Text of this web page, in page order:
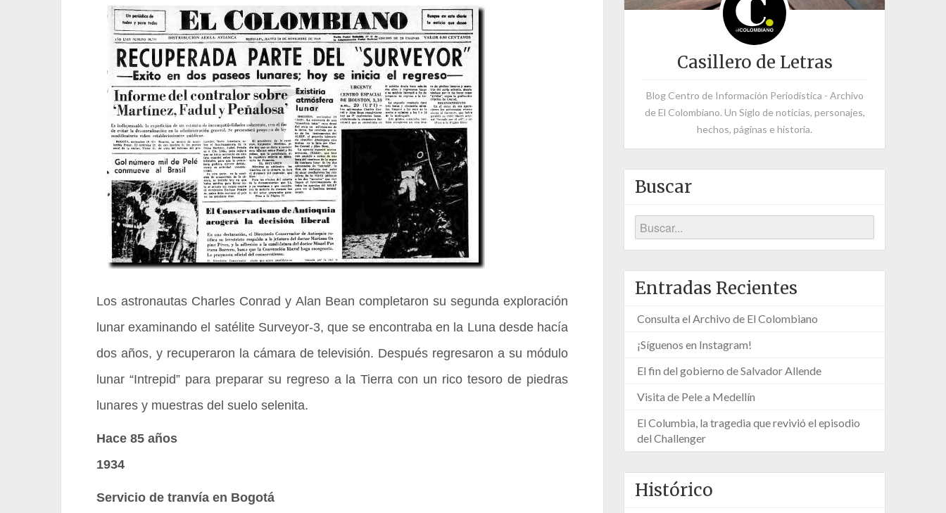
Los astronautas Charles Conrad y Alan Bean completaron su segunda exploración
lunar examinando el satélite Surveyor-3, que se encontraba en la Luna desde hacía
dos años, y recuperaron la cámara de televisión. Después regresaron a su módulo
lunar “Intrepid” para preparar su regreso a la Tierra con un rico tesoro de piedras
lunares y muestras del suelo selenita.
Hace 85 años
1934
Servicio de tranvía en Bogotá
Casillero de Letras
Blog Centro de Información Periodística - Archivo
de El Colombiano. Un Siglo de noticias, personajes,
hechos, páginas e historia.
Buscar
Entradas Recientes
Consulta el Archivo de El Colombiano
¡Síguenos en Instagram!
El fin del gobierno de Salvador Allende
Visita de Pele a Medellín
El Columbia, la tragedia que revivió el episodio
del Challenger
Histórico